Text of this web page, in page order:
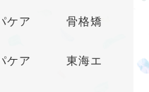
ケア 骨格矯
ケア 東海エ